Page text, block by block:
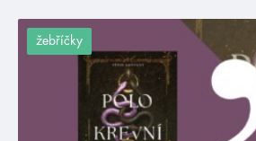
žebříčky